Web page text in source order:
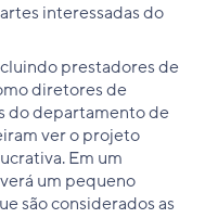
interessadas do
prestadores de
diretores de
do departamento de
ver o projeto
Em um
um pequeno
são considerados as